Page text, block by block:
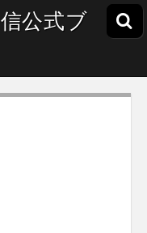
公式ブ